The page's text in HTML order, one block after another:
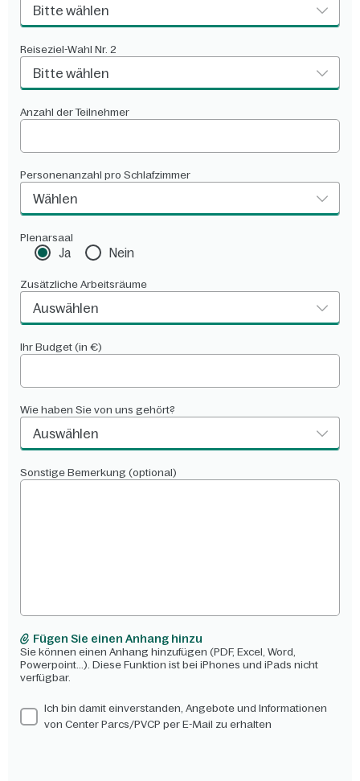
Bitte wählen
Reiseziel-Wahl Nr. 2
Bitte wählen
Anzahl der Teilnehmer
Personenanzahl pro Schlafzimmer
Wählen
Plenarsaal
Ja Nein
Zusätzliche Arbeitsräume
Auswählen
Ihr Budget (in €)
Wie haben Sie von uns gehört?
Auswählen
Sonstige Bemerkung (optional)
Fügen Sie einen Anhang hinzu
Sie können einen Anhang hinzufügen (PDF, Excel, Word,
Powerpoint...). Diese Funktion ist bei iPhones und iPads nicht
verfügbar.
Ich bin damit einverstanden, Angebote und Informationen
von Center Parcs/PVCP per E-Mail zu erhalten